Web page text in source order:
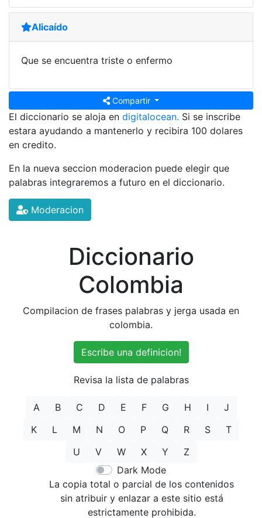
Alicaído
Que se encuentra triste o enfermo
Compartir
El diccionario se aloja en digitalocean. Si se inscribe
estara ayudando a mantenerlo y recibira 100 dolares
en credito.
En la nueva seccion moderacion puede elegir que
palabras integraremos a futuro en el diccionario.
Moderacion
Diccionario
Colombia
Compilacion de frases palabras y jerga usada en
colombia.
Escribe una definicion!
Revisa la lista de palabras
A B C D E F G H I
J
K
L M N O P Q R S
T
U
V W X Y
Z
Dark Mode
La copia total o parcial de los contenidos
sin atribuir y enlazar a este sitio está
estrictamente prohibida.